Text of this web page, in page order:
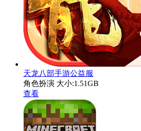
天龙八部手游公益服
角色扮演 大小:1.51GB
查看